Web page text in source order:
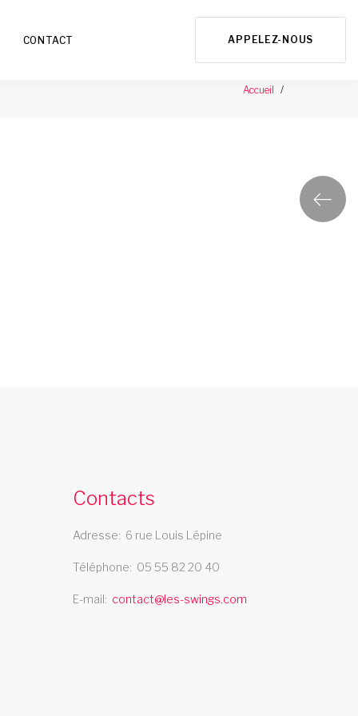
APPELEZ-NOUS
CONTACT
Accueil
spectacle music hall marne 51
Les Swings vous propose un spectacle de
music hall professionnel et se deplace dans
le departement marne 51
Contacts
Adresse 6 rue Louis Lépine
Téléphone 05 55 82 20 40
E-mail contact@les-swings.com